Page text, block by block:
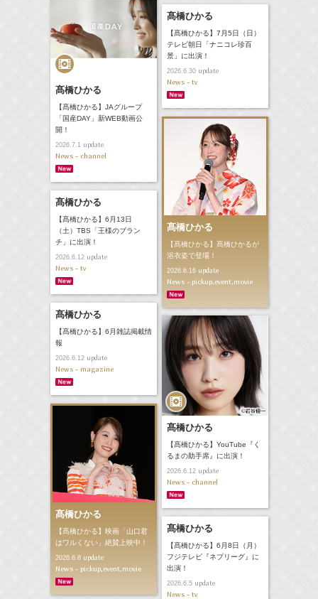
髙橋ひかる
【髙橋ひかる】JAグループ
「国産DAY」新WEB動画公
開！
2026.7.1update
News - channel
髙橋ひかる
【髙橋ひかる】7月5日（日）
テレビ朝日「ナニコレ珍百
景」に出演！
2026.6.30update
News - tv
髙橋ひかる
【髙橋ひかる】髙橋ひかるが
浴衣姿で登場！
2026.6.16update
News - pickup,event,movie
髙橋ひかる
【髙橋ひかる】6月13日
（土）TBS「王様のブラン
チ」に出演！
2026.6.12update
News - tv
髙橋ひかる
【髙橋ひかる】6月雑誌掲載情
報
2026.6.12update
News - magazine
髙橋ひかる
【髙橋ひかる】YouTube『く
るまの助手席』に出演！
2026.6.12update
News - channel
髙橋ひかる
【髙橋ひかる】映画「山口君
はワルくない」絶賛上映中！
2026.6.8update
News - pickup,event,movie
髙橋ひかる
【髙橋ひかる】6月8日（月）
フジテレビ『ネプリーグ』に
出演！
2026.6.5update
News - tv